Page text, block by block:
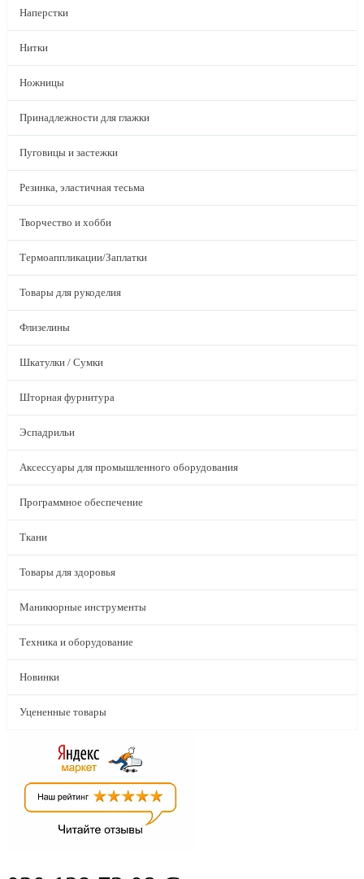
Наперстки
Нитки
Ножницы
Принадлежности для глажки
Пуговицы и застежки
Резинка, эластичная тесьма
Творчество и хобби
Термоаппликации/Заплатки
Товары для рукоделия
Флизелины
Шкатулки / Сумки
Шторная фурнитура
Эспадрильи
Аксессуары для промышленного оборудования
Программное обеспечение
Ткани
Товары для здоровья
Маникюрные инструменты
Техника и оборудование
Новинки
Уцененные товары